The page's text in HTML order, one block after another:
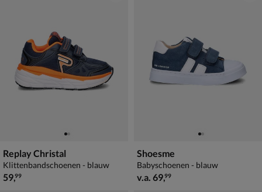
Replay Christal
Klittenbandschoenen - blauw
€ 59,99
59,99
Shoesme
Babyschoenen - blauw
vanaf € 69,99
v.a. 69,99